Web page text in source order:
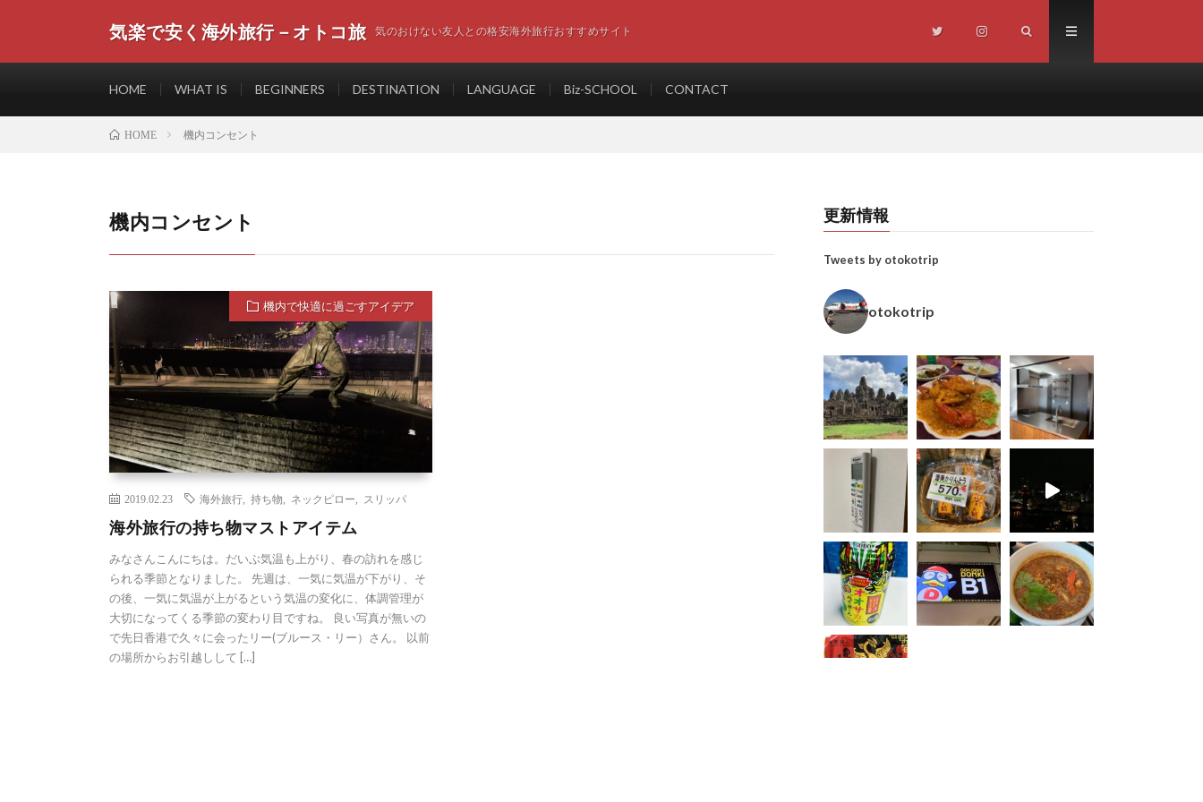
気楽で安く海外旅行－オトコ旅 気のおけない友人との格安海外旅行おすすめサイト
HOME WHAT IS BEGINNERS DESTINATION LANGUAGE Biz-SCHOOL CONTACT
HOME 機内コンセント
機内コンセント
機内で快適に過ごすアイデア
2019.02.23 海外旅行 持ち物 ネックピロー スリッパ
海外旅行の持ち物マストアイテム
みなさんこんにちは。だいぶ気温も上がり、春の訪れを感じ
られる季節となりました。 先週は、一気に気温が下がり、そ
の後、一気に気温が上がるという気温の変化に、体調管理が
大切になってくる季節の変わり目ですね。 良い写真が無いの
で先日香港で久々に会ったリー(ブルース・リー）さん。 以前
の場所からお引越しして […]
更新情報
Tweets by otokotrip
otokotrip